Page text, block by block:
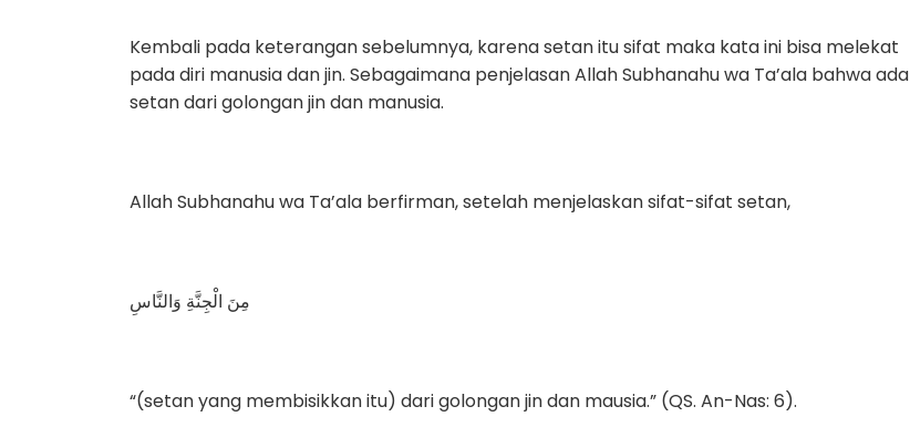
Kembali pada keterangan sebelumnya, karena setan itu sifat maka kata ini bisa melekat
pada diri manusia dan jin. Sebagaimana penjelasan Allah Subhanahu wa Ta’ala bahwa ada
setan dari golongan jin dan manusia.
Allah Subhanahu wa Ta’ala berfirman, setelah menjelaskan sifat-sifat setan,
مِنَ الْجِنَّةِ وَالنَّاسِ
“(setan yang membisikkan itu) dari golongan jin dan mausia.” (QS. An-Nas: 6).